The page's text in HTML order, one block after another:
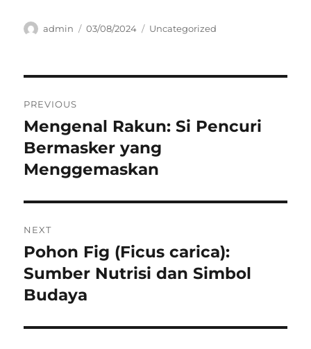
Author
admin
Posted
03/08/2024 Categories
Uncategorized
pos
PREVIOUS
Previous
post:
Mengenal Rakun: Si Pencuri
Bermasker yang
Menggemaskan
NEXT
Next
post:
Pohon Fig (Ficus carica):
Sumber Nutrisi dan Simbol
Budaya